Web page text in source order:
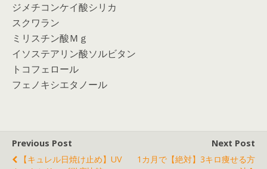
ジメチコンケイ酸シリカ
スクワラン
ミリスチン酸Ｍｇ
イソステアリン酸ソルビタン
トコフェロール
フェノキシエタノール
Previous Post
【キュレル日焼け止め】UV
Next Post
1カ月で【絶対】3キロ痩せる方